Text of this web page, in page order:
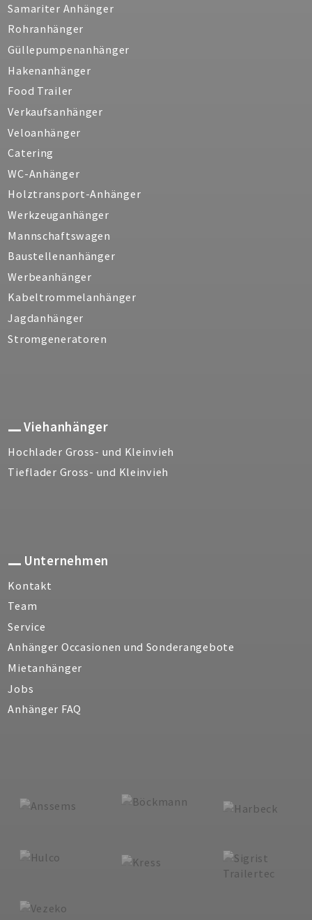
Samariter Anhänger
Rohranhänger
Güllepumpenanhänger
Hakenanhänger
Food Trailer
Verkaufsanhänger
Veloanhänger
Catering
WC-Anhänger
Holztransport-Anhänger
Werkzeuganhänger
Mannschaftswagen
Baustellenanhänger
Werbeanhänger
Kabeltrommelanhänger
Jagdanhänger
Stromgeneratoren
Viehanhänger
Hochlader Gross- und Kleinvieh
Tieflader Gross- und Kleinvieh
Unternehmen
Kontakt
Team
Service
Anhänger Occasionen und Sonderangebote
Mietanhänger
Jobs
Anhänger FAQ